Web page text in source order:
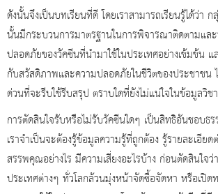
ดังนั้นจึงเป็นบทเรียนที่ดี โดยเราสามารถเรียนรู้ได้ว่า
นั้นมีกระบวนการมาตรฐานในการพิจารณาติดตามแล
ปลอดภัยของวัคซีนที่นำมาใช้ในประเทศอย่างเข้มข้น
กับสวัสดิภาพและความปลอดภัยในชีวิตของประชาชน
ด่วนที่จะรีบใช้รีบสรุป ตราบใดที่ยังไม่แน่ใจในข้อมูลวิช
การตัดสินใจรับหรือไม่รับวัคซีนใดๆ เป็นสิทธิอันชอบธ
เราจำเป็นจะต้องรู้ข้อมูลความรู้ที่ถูกต้อง รู้รายละเอีย
สรรพคุณอย่างไร มีความเสี่ยงอะไรบ้าง ก่อนตัดสินใจ
ประเทศต่างๆ ทั่วโลกล้วนมุ่งหน้าจัดซื้อจัดหา หรือเปิด